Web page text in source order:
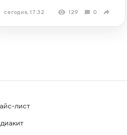
сегодня, 17:32 129 0
лист